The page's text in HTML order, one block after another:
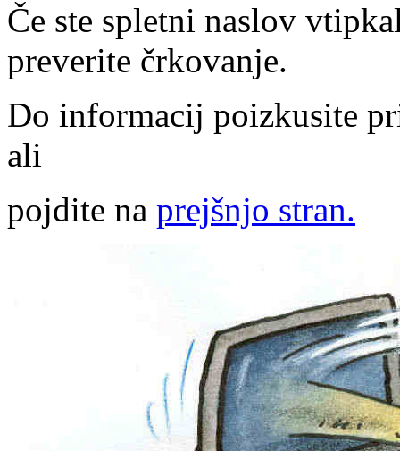
Če ste spletni naslov
preverite črkovanje.
Do informacij poizkusite
ali
pojdite na prejšnjo stran.